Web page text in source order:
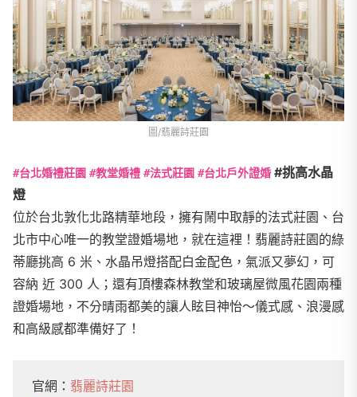
圖/翡麗詩莊園
#台北婚禮莊園 #教堂婚禮 #法式莊園 #台北戶外證婚 #挑高水晶
燈
位於台北敦化北路精華地段，擁有鬧中取靜的法式莊園、台
北市中心唯一的教堂證婚場地，就在這裡！翡麗詩莊園的綠
蒂廳挑高 6 米、水晶吊燈搭配白金配色，氣派又夢幻，可
容納 近 300 人；還有頂樓森林教堂和玻璃屋微風花園兩種
證婚場地，不分晴雨都美的讓人眩目神怡～儀式感、浪漫感
和高級感都準備好了！
官網： 翡麗詩莊園